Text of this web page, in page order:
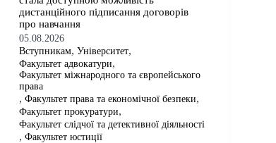
дистанційного підписання договорів
про навчання
05.08.2026
Вступникам,Університет,
Факультет адвокатури,
Факультет міжнародного та європейського
права
,Факультет права та економічної безпеки,
Факультет прокуратури,
Факультет слідчої та детективної діяльності
,Факультет юстиції